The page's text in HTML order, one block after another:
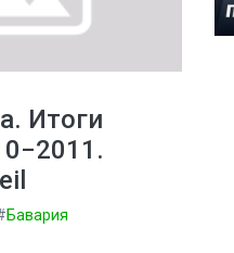
Итоги
Бавария